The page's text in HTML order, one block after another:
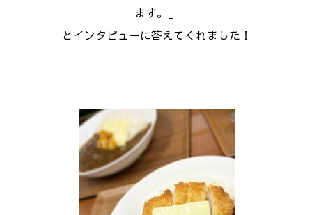
ます。」
とインタビューに答えてくれました！